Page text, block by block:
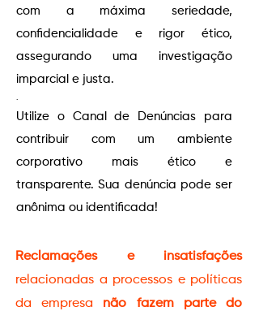
com a máxima seriedade,
confidencialidade e rigor ético,
assegurando uma investigação
imparcial e justa.
​.
Utilize o Canal de Denúncias para
contribuir com um ambiente
corporativo mais ético e
transparente. Sua denúncia pode ser
anônima ou identificada!
​Reclamações e insatisfações
relacionadas a processos e políticas
da empresa não fazem parte do